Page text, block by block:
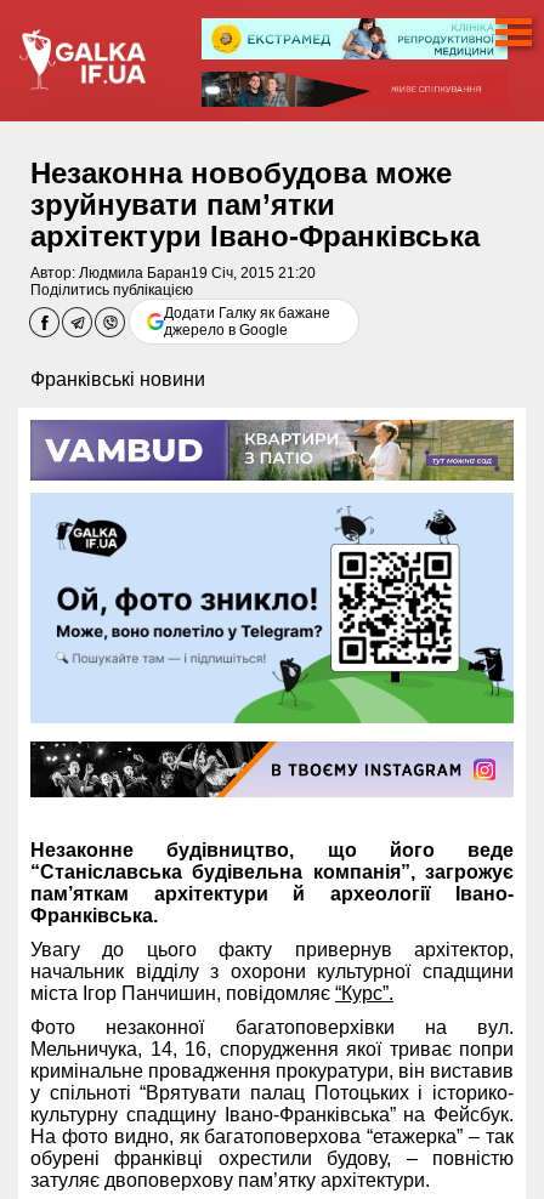
Незаконна новобудова може
зруйнувати пам’ятки
архітектури Івано-Франківська
Автор: Людмила Баран19 Січ, 2015 21:20
Поділитись публікацією
Додати Галку як бажане
джерело в Google
Франківські новини
Незаконне будівництво, що його веде
“Станіславська будівельна компанія”, загрожує
пам’яткам архітектури й археології Івано-
Франківська.
Увагу до цього факту привернув архітектор,
начальник відділу з охорони культурної спадщини
міста Ігор Панчишин, повідомляє “Курс”.
Фото незаконної багатоповерхівки на вул.
Мельничука, 14, 16, спорудження якої триває попри
кримінальне провадження прокуратури, він виставив
у спільноті “Врятувати палац Потоцьких і історико-
культурну спадщину Івано-Франківська” на Фейсбук.
На фото видно, як багатоповерхова “етажерка” – так
обурені франківці охрестили будову, – повністю
затуляє двоповерхову пам’ятку архітектури.